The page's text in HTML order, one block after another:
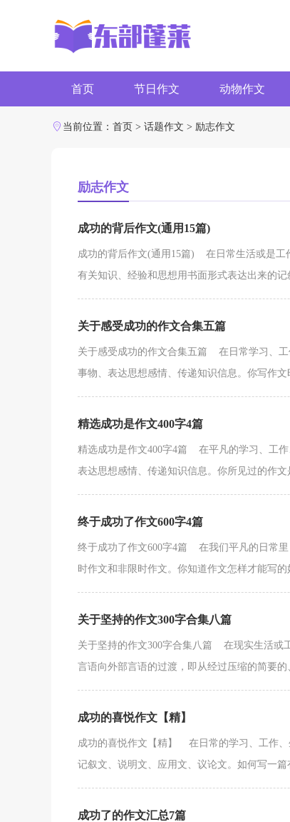
首页 节日作文 动物作文
字数作文 写作素材
当前位置： 首页 > 话题作文 > 励志作文
励志作文
成功的背后作文(通用15篇)
成功的背后作文(通用15篇) 在日常生活或是工
有关知识、经验和思想用书面形式表达出来的
关于感受成功的作文合集五篇
关于感受成功的作文合集五篇 在日常学习、
事物、表达思想感情、传递知识信息。你写作
精选成功是作文400字4篇
精选成功是作文400字4篇 在平凡的学习、工作
表达思想感情、传递知识信息。你所见过的作
终于成功了作文600字4篇
终于成功了作文600字4篇 在我们平凡的日常
时作文和非限时作文。你知道作文怎样才能写
关于坚持的作文300字合集八篇
关于坚持的作文300字合集八篇 在现实生活或
言语向外部言语的过渡，即从经过压缩的简要
成功的喜悦作文【精】
成功的喜悦作文【精】 在日常的学习、工作
记叙文、说明文、应用文、议论文。如何写一
成功了的作文汇总7篇